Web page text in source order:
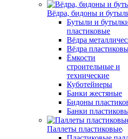
Вёдра, бидоны и
Бутыли и
пластиковые
Вёдра
Вёдра
Ёмкости
строительные и
технические
Куботейнеры
Банки жестяные
Бидоны
Банки
Паллеты пластиковые